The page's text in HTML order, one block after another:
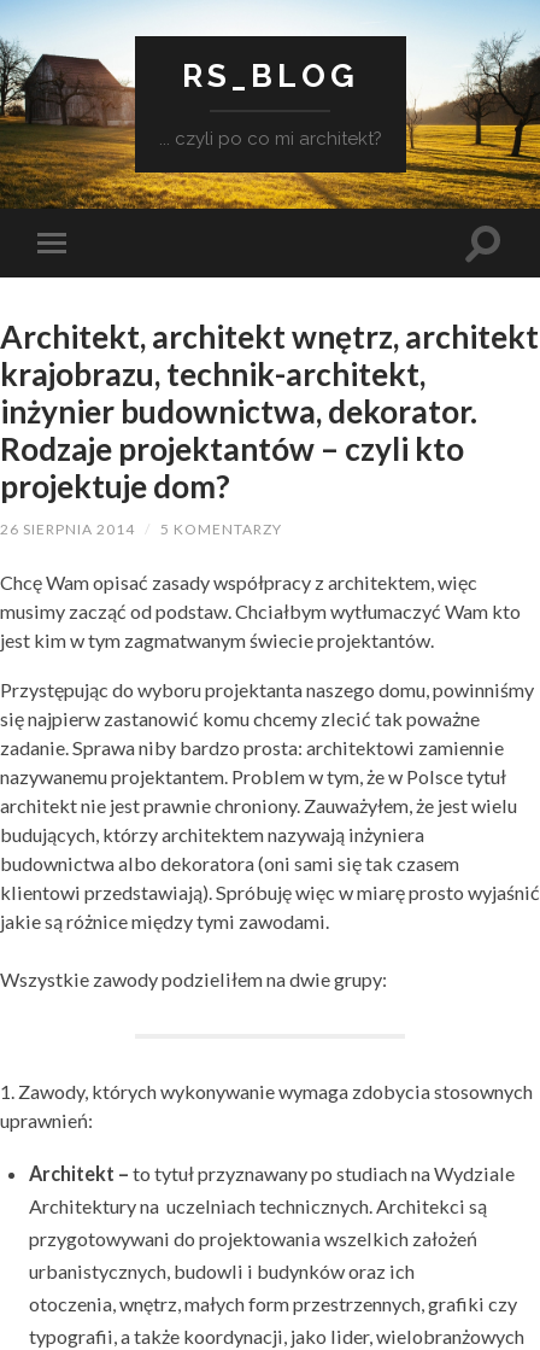
RS_BLOG
... czyli po co mi architekt?
Architekt, architekt wnętrz, architekt
krajobrazu, technik-architekt,
inżynier budownictwa, dekorator.
Rodzaje projektantów – czyli kto
projektuje dom?
26 SIERPNIA 2014 / 5 KOMENTARZY
Chcę Wam opisać zasady współpracy z architektem, więc
musimy zacząć od podstaw. Chciałbym wytłumaczyć Wam kto
jest kim w tym zagmatwanym świecie projektantów.
Przystępując do wyboru projektanta naszego domu, powinniśmy
się najpierw zastanowić komu chcemy zlecić tak poważne
zadanie. Sprawa niby bardzo prosta: architektowi zamiennie
nazywanemu projektantem. Problem w tym, że w Polsce tytuł
architekt nie jest prawnie chroniony. Zauważyłem, że jest wielu
budujących, którzy architektem nazywają inżyniera
budownictwa albo dekoratora (oni sami się tak czasem
klientowi przedstawiają). Spróbuję więc w miarę prosto wyjaśnić
jakie są różnice między tymi zawodami.
Wszystkie zawody podzieliłem na dwie grupy:
1. Zawody, których wykonywanie wymaga zdobycia stosownych
uprawnień:
Architekt – to tytuł przyznawany po studiach na Wydziale
Architektury na uczelniach technicznych. Architekci są
przygotowywani do projektowania wszelkich założeń
urbanistycznych, budowli i budynków oraz ich
otoczenia, wnętrz, małych form przestrzennych, grafiki czy
typografii, a także koordynacji, jako lider, wielobranżowych